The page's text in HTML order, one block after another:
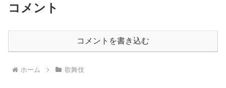
コメント
コメントを書き込む
ホーム 歌舞伎